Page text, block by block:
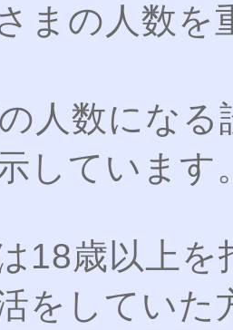
まの人数を
人数になる
示していま
18歳以上を
をしていた